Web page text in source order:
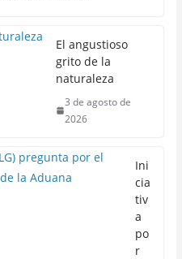
El angustioso
grito de la
naturaleza
3 de agosto de
2026
Ini
cia
tiv
a
po
r